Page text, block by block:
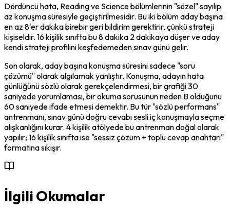
Dördüncü hata, Reading ve Science bölümlerinin "sözel" sayılıp
az konuşma süresiyle geçiştirilmesidir. Bu iki bölüm aday başına
en az 8'er dakika birebir geri bildirim gerektirir, çünkü strateji
kişiseldir. 16 kişilik sınıfta bu 8 dakika 2 dakikaya düşer ve aday
kendi strateji profilini keşfedemeden sınav günü gelir.
Son olarak, aday başına konuşma süresini sadece "soru
çözümü" olarak algılamak yanlıştır. Konuşma, adayın hata
günlüğünü sözlü olarak gerekçelendirmesi, bir grafiği 30
saniyede yorumlaması, bir okuma sorusunun neden B olduğunu
60 saniyede ifade etmesi demektir. Bu tür "sözlü performans"
antrenmanı, sınav günü doğru cevabı sesli iç konuşmayla seçme
alışkanlığını kurar. 4 kişilik atölyede bu antrenman doğal olarak
yapılır; 16 kişilik sınıfta ise "sessiz çözüm + toplu cevap anahtarı"
formatına sıkışır.
İlgili Okumalar